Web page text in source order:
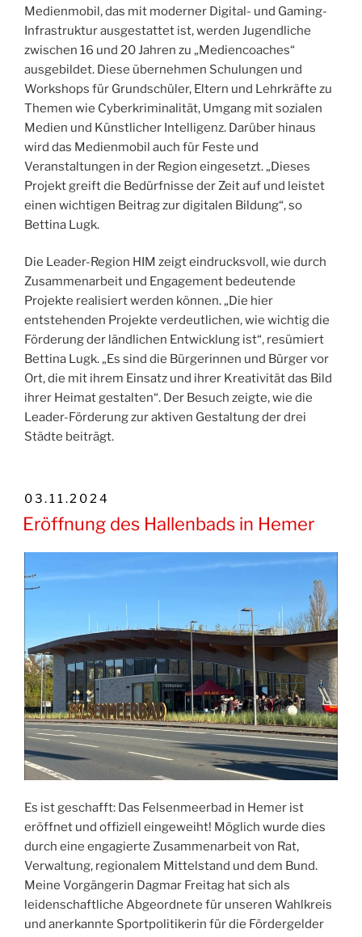
Medienmobil, das mit moderner Digital- und Gaming-
Infrastruktur ausgestattet ist, werden Jugendliche
zwischen 16 und 20 Jahren zu „Mediencoaches“
ausgebildet. Diese übernehmen Schulungen und
Workshops für Grundschüler, Eltern und Lehrkräfte zu
Themen wie Cyberkriminalität, Umgang mit sozialen
Medien und Künstlicher Intelligenz. Darüber hinaus
wird das Medienmobil auch für Feste und
Veranstaltungen in der Region eingesetzt. „Dieses
Projekt greift die Bedürfnisse der Zeit auf und leistet
einen wichtigen Beitrag zur digitalen Bildung“, so
Bettina Lugk.
Die Leader-Region HIM zeigt eindrucksvoll, wie durch
Zusammenarbeit und Engagement bedeutende
Projekte realisiert werden können. „Die hier
entstehenden Projekte verdeutlichen, wie wichtig die
Förderung der ländlichen Entwicklung ist“, resümiert
Bettina Lugk. „Es sind die Bürgerinnen und Bürger vor
Ort, die mit ihrem Einsatz und ihrer Kreativität das Bild
ihrer Heimat gestalten“. Der Besuch zeigte, wie die
Leader-Förderung zur aktiven Gestaltung der drei
Städte beiträgt.
VERÖFFENTLICHT
AM
03.11.2024
Eröffnung des Hallenbads in Hemer
Es ist geschafft: Das Felsenmeerbad in Hemer ist
eröffnet und offiziell eingeweiht! Möglich wurde dies
durch eine engagierte Zusammenarbeit von Rat,
Verwaltung, regionalem Mittelstand und dem Bund.
Meine Vorgängerin Dagmar Freitag hat sich als
leidenschaftliche Abgeordnete für unseren Wahlkreis
und anerkannte Sportpolitikerin für die Fördergelder